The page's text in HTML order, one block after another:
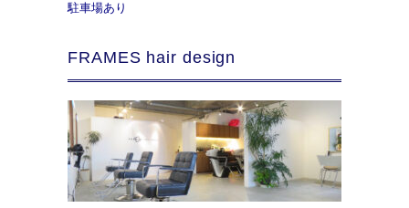
駐車場あり
FRAMES hair design